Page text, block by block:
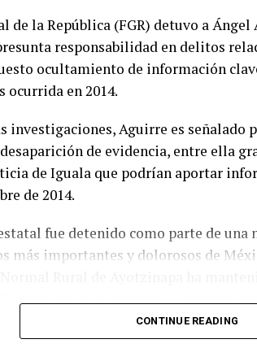
de la República (FGR) detuvo a
responsabilidad en delitos
ocultamiento de información
ocurrida en 2014.
investigaciones, Aguirre es señalado
de evidencia, entre ella
de Iguala que podrían aportar
de 2014.
fue detenido como parte de una
más importantes y dolorosos de
y organizaciones para conocer
se suma a otras acciones
CONTINUE READING